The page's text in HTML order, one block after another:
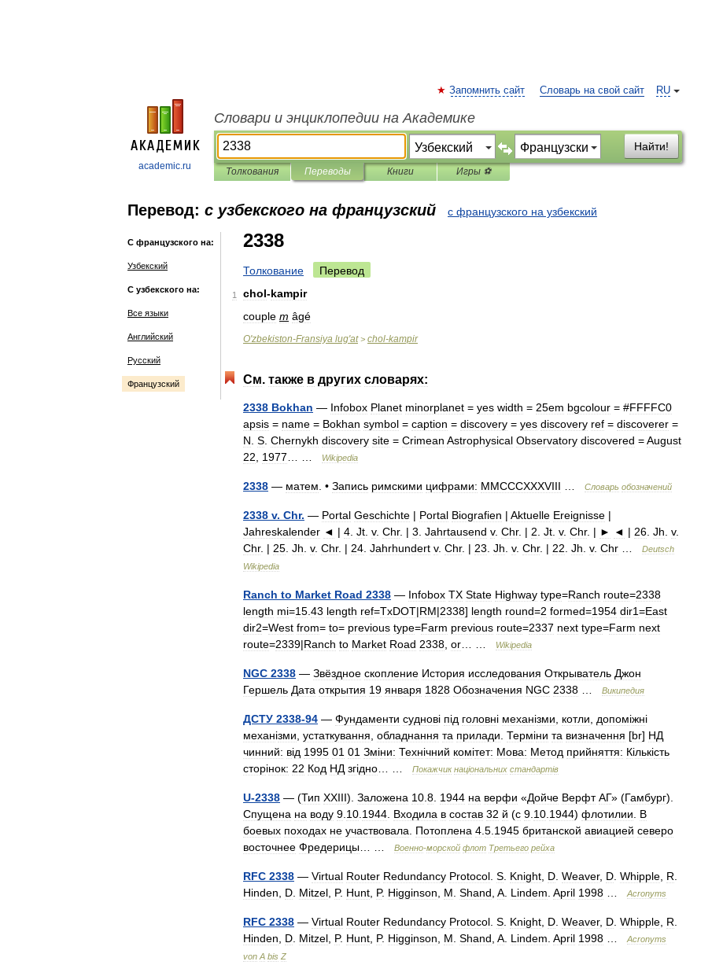
academic.ru
RU
Запомнить сайт Словарь на свой сайт
Словари и энциклопедии на Академике
Найти!
Толкования Переводы Книги Игры ⚽
Перевод: с узбекского на французский с французского на узбекский
С французского на:
Узбекский
С узбекского на:
Все языки
Английский
Русский
Французский
2338
Толкование Перевод
1 chol-kampir
couple m âgé
O'zbekiston-Fransiya lug'at> chol-kampir
См. также в других словарях:
2338 Bokhan — Infobox Planet minorplanet = yes width = 25em bgcolour = #FFFFC0
apsis = name = Bokhan symbol = caption = discovery = yes discovery ref = discoverer =
N S Chernykh discovery site = Crimean Astrophysical Observatory discovered =August
22
1977 Wikipedia
2338 — матем . • Запись римскими цифрами: MMCCCXXXVIII Словарь обозначений
2338 v. Chr. — Portal Geschichte | Portal Biografien | Aktuelle Ereignisse |
Jahreskalender ◄ | 4 Jt v. Chr. | 3 Jahrtausend v. Chr. | 2 Jt v. Chr. | ► ◄ | 26 Jh v.
Chr. | 25 Jh v. Chr. | 24 Jahrhundert v. Chr. | 23 Jh v. Chr. | 22 Jh v. Chr
Deutsch
Wikipedia
Ranch to Market Road 2338 — Infobox TX State Highway type=Ranch route=2338
length mi=15 43 length ref=TxDOT|RM|2338] length round=2 formed=1954 dir1=East
dir2=West from= to= previous type=Farm previous route=2337 next type=Farm next
route=2339|Ranch to Market Road 2338 or Wikipedia
NGC 2338 — Звёздное скопление История исследования Открыватель Джон
Гершель Дата открытия 19 января 1828 Обозначения NGC 2338 Википедия
ДСТУ 2338-94 — Фундаменти суднові під головні механізми котли допоміжні
механізми устаткування обладнання та прилади Терміни та визначення [br] НД
чинний: від 1995 01 01 Зміни: Технічний комітет: Мова: Метод прийняття: Кількість
сторінок: 22 Код НД згідно Покажчик національних стандартів
U-2338 — (Тип XXIII). Заложена 10 8 1944 на верфи «Дойче Верфт АГ» (Гамбург).
Спущена на воду 9 10 1944 Входила в состав 32 й (с 9 10 1944) флотилии
В
боевых походах не участвовала Потоплена 4 5 1945 британской авиацией северо
восточнее Фредерицы Военно-морской флот Третьего рейха
RFC 2338 — Virtual Router Redundancy Protocol S Knight D Weaver, D Whipple R
Hinden
D Mitzel P. Hunt P. Higginson M Shand A Lindem April 1998 Acronyms
RFC 2338 — Virtual Router Redundancy Protocol S Knight D Weaver, D Whipple R
Hinden
D Mitzel P. Hunt P. Higginson M Shand A Lindem April 1998
Acronyms
von A bis Z